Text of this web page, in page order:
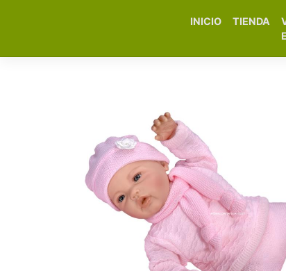
Elfa Experience –
INICIO TIENDA